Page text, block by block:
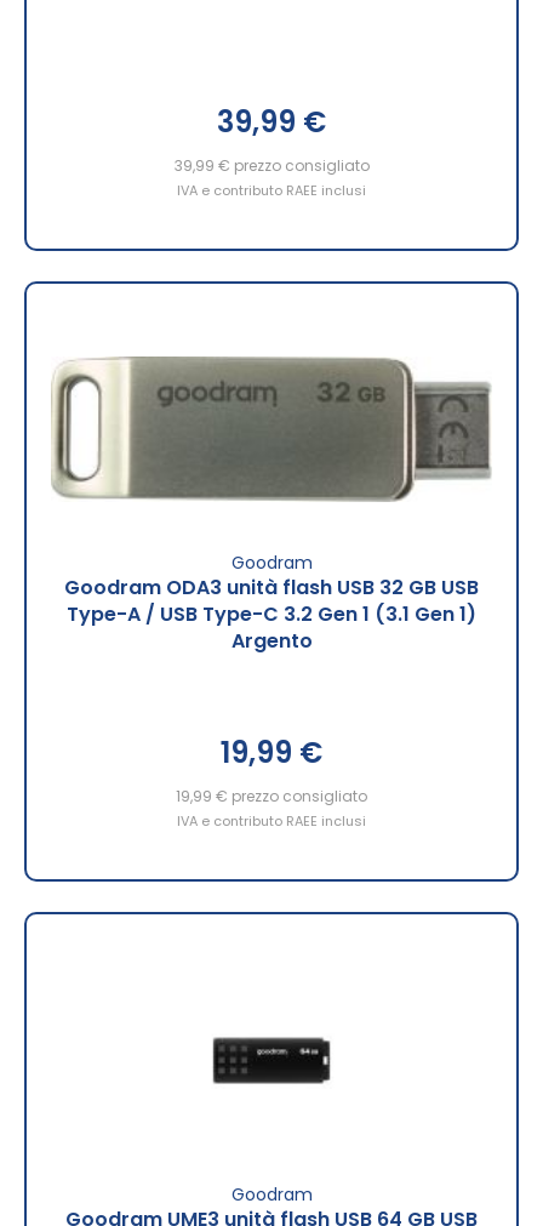
39,99 €
39,99 € prezzo consigliato
IVA e contributo RAEE inclusi
Goodram
Goodram ODA3 unità flash USB 32 GB USB
Type-A / USB Type-C 3.2 Gen 1 (3.1 Gen 1)
Argento
19,99 €
19,99 € prezzo consigliato
IVA e contributo RAEE inclusi
Goodram
Goodram UME3 unità flash USB 64 GB USB